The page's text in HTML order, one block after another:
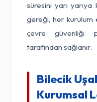
süresini yarı yarıya
gereği, her kurulum
çevre güvenliği
tarafından sağlanır.
Bilecik
Kurumsal